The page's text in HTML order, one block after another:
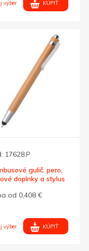
výber KÚPIŤ
17628.P
gulič. pero,
doplnky a stylus
od 0,408 €
výber KÚPIŤ